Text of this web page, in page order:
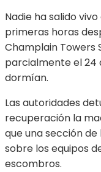
Nadie ha salido
primeras horas
Champlain Towers
parcialmente el 24
dormían.
Las autoridades
recuperación la
que una sección
sobre los equipos
escombros.